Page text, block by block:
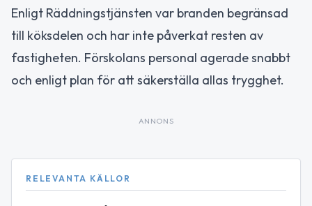
Enligt Räddningstjänsten var branden begränsad
till köksdelen och har inte påverkat resten av
fastigheten. Förskolans personal agerade snabbt
och enligt plan för att säkerställa allas trygghet.
ANNONS
RELEVANTA KÄLLOR